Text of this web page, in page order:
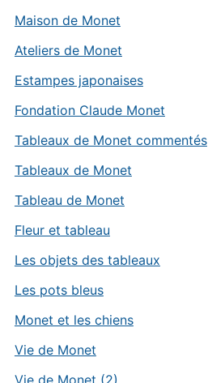
Maison de Monet
Ateliers de Monet
Estampes japonaises
Fondation Claude Monet
Tableaux de Monet commentés
Tableaux de Monet
Tableau de Monet
Fleur et tableau
Les objets des tableaux
Les pots bleus
Monet et les chiens
Vie de Monet
Vie de Monet (2)